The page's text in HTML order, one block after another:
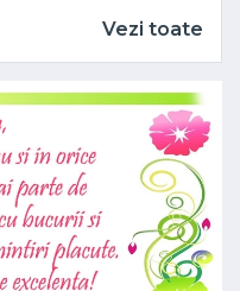
Vezi toate